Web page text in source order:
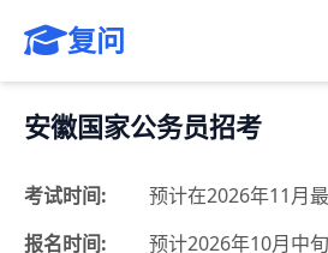
复问
安徽国家公务员招考
考试时间:
预计在2026年11月
报名时间:
预计2026年10月中旬